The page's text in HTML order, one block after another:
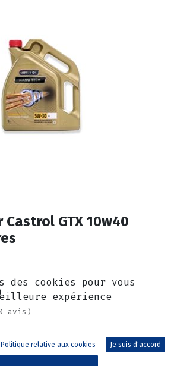
GTX 10w40
avis)
des cookies pour vous
expérience
Politique relative aux cookies Je suis d'accord